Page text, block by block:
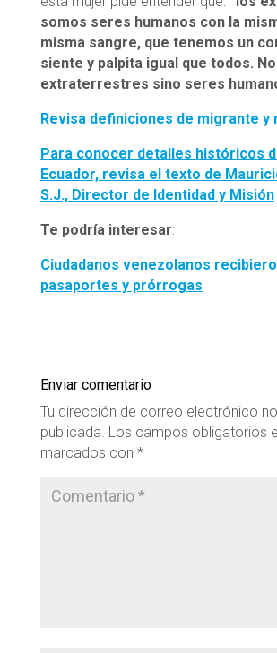
somos seres humanos con la
misma sangre, que tenemos un
siente y palpita igual que todos.
extraterrestres sino seres
Revisa definiciones de migrante y
Para conocer detalles históricos
Ecuador, revisa el texto de
S.J., Director de Identidad y Misión
Te podría interesar:
Ciudadanos venezolanos
pasaportes y prórrogas
Enviar comentario
Tu dirección de correo electrónico
publicada. Los campos obligatorios
marcados con *